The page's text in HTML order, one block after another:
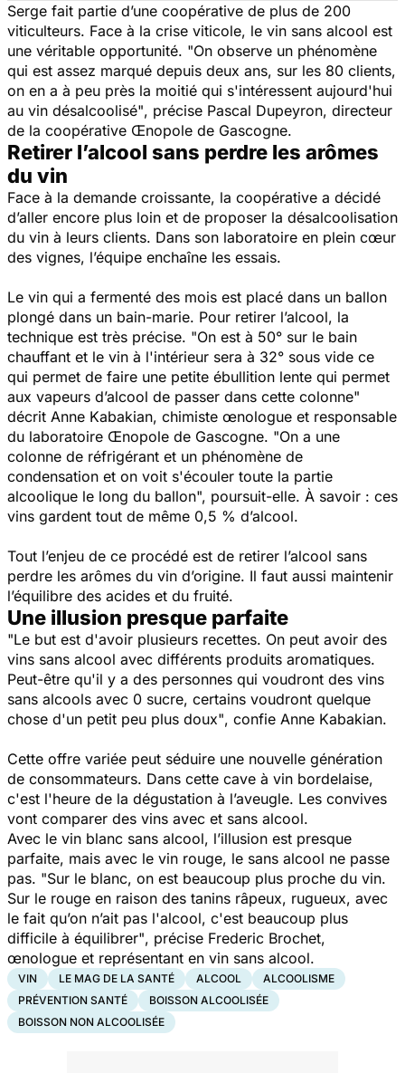
Serge fait partie d’une coopérative de plus de 200
viticulteurs. Face à la crise viticole, le vin sans alcool est
une véritable opportunité. "On observe un phénomène
qui est assez marqué depuis deux ans, sur les 80 clients,
on en a à peu près la moitié qui s'intéressent aujourd'hui
au vin désalcoolisé", précise Pascal Dupeyron, directeur
de la coopérative Œnopole de Gascogne.
Retirer l’alcool sans perdre les arômes
du vin
Face à la demande croissante, la coopérative a décidé
d’aller encore plus loin et de proposer la désalcoolisation
du vin à leurs clients. Dans son laboratoire en plein cœur
des vignes, l’équipe enchaîne les essais.
Le vin qui a fermenté des mois est placé dans un ballon
plongé dans un bain-marie. Pour retirer l’alcool, la
technique est très précise. "On est à 50° sur le bain
chauffant et le vin à l'intérieur sera à 32° sous vide ce
qui permet de faire une petite ébullition lente qui permet
aux vapeurs d’alcool de passer dans cette colonne"
décrit Anne Kabakian, chimiste œnologue et responsable
du laboratoire Œnopole de Gascogne. "On a une
colonne de réfrigérant et un phénomène de
condensation et on voit s'écouler toute la partie
alcoolique le long du ballon", poursuit-elle. À savoir : ces
vins gardent tout de même 0,5 % d’alcool.
Tout l’enjeu de ce procédé est de retirer l’alcool sans
perdre les arômes du vin d’origine. Il faut aussi maintenir
l’équilibre des acides et du fruité.
Une illusion presque parfaite
"Le but est d'avoir plusieurs recettes. On peut avoir des
vins sans alcool avec différents produits aromatiques.
Peut-être qu'il y a des personnes qui voudront des vins
sans alcools avec 0 sucre, certains voudront quelque
chose d'un petit peu plus doux", confie Anne Kabakian.
Cette offre variée peut séduire une nouvelle génération
de consommateurs. Dans cette cave à vin bordelaise,
c'est l'heure de la dégustation à l’aveugle. Les convives
vont comparer des vins avec et sans alcool.
Avec le vin blanc sans alcool, l’illusion est presque
parfaite, mais avec le vin rouge, le sans alcool ne passe
pas. "Sur le blanc, on est beaucoup plus proche du vin.
Sur le rouge en raison des tanins râpeux, rugueux, avec
le fait qu’on n’ait pas l'alcool, c'est beaucoup plus
difficile à équilibrer", précise Frederic Brochet,
œnologue et représentant en vin sans alcool.
VIN LE MAG DE LA SANTÉ ALCOOL
ALCOOLISME
PRÉVENTION SANTÉ
BOISSON ALCOOLISÉE
BOISSON NON ALCOOLISÉE